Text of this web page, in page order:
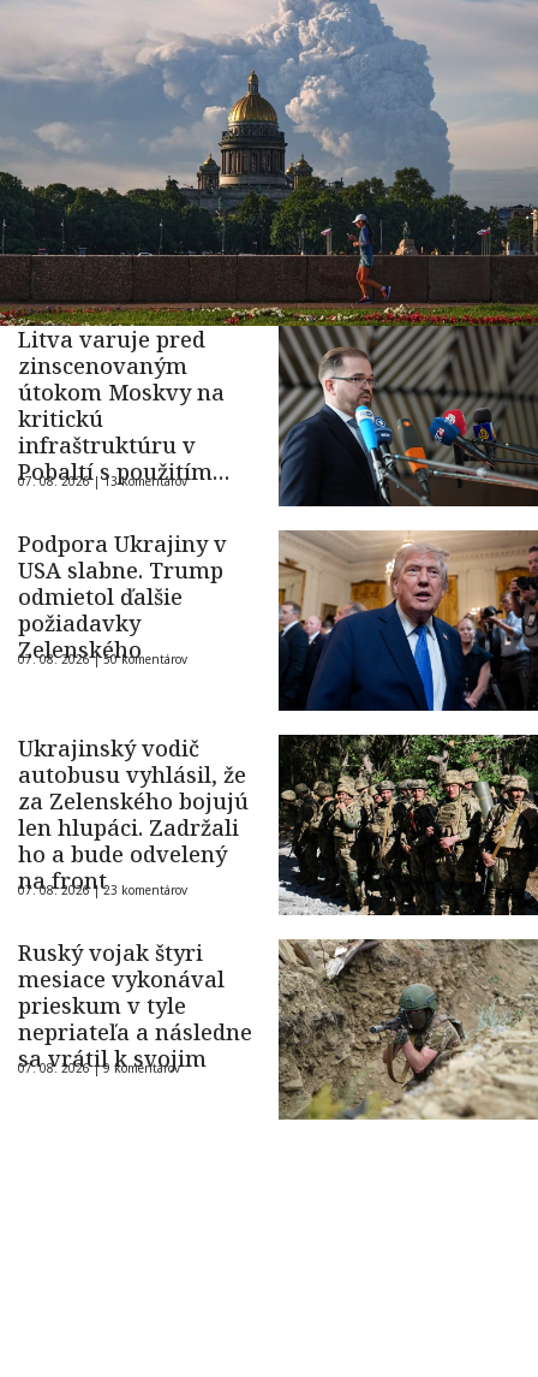
Litva varuje pred
zinscenovaným
útokom Moskvy na
kritickú
infraštruktúru v
Pobaltí s použitím
ukrajinského dronu
07. 08. 2026 |13 komentárov
Podpora Ukrajiny v
USA slabne. Trump
odmietol ďalšie
požiadavky
Zelenského
07. 08. 2026 |50 komentárov
Ukrajinský vodič
autobusu vyhlásil, že
za Zelenského bojujú
len hlupáci. Zadržali
ho a bude odvelený
na front
07. 08. 2026 |23 komentárov
Ruský vojak štyri
mesiace vykonával
prieskum v tyle
nepriateľa a následne
sa vrátil k svojim
07. 08. 2026 |9 komentárov